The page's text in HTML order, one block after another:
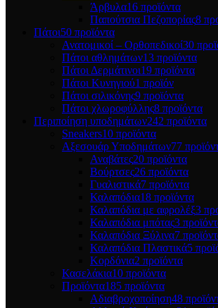
Άρβυλα16 προϊόντα
Παπούτσια Πεζοπορίας8
Πάτοι50 προϊόντα
Ανατομικοί – Ορθοπεδικοί30
Πάτοι αθλημάτων13 προϊόντα
Πάτοι Δερμάτινοι19 προϊόντα
Πάτοι Κυνηγιού1 προϊόν
Πάτοι σιλικόνης9 προϊόντα
Πάτοι χλωροφύλλης8 προϊόντα
Περιποίηση υποδημάτων242 προϊόντα
Sneakers10 προϊόντα
Αξεσουάρ Υποδημάτων77
Αναβάτες20 προϊόντα
Βούρτσες26 προϊόντα
Γυαλιστικά7 προϊόντα
Καλαπόδια18 προϊόντα
Καλαπόδια με αφρολέξ3
Καλαπόδια μπότας3
Καλαπόδια Ξύλινα7
Καλαπόδια Πλαστικά5
Κορδόνια2 προϊόντα
Κασελάκια10 προϊόντα
Προϊόντα185 προϊόντα
Αδιαβροχοποίηση48